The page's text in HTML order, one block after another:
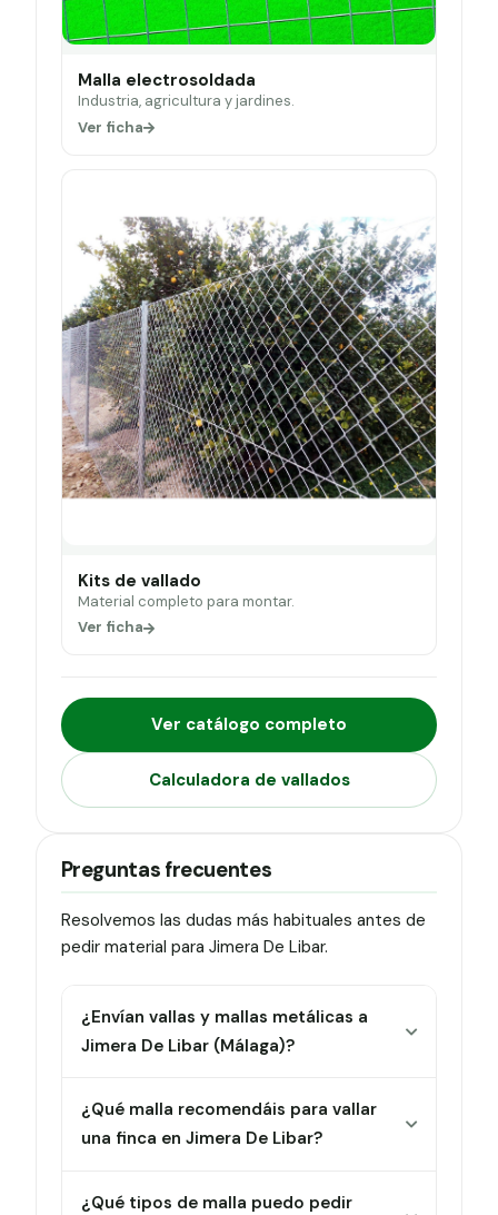
Malla electrosoldada
Industria, agricultura y jardines.
Ver ficha
Kits de vallado
Material completo para montar.
Ver ficha
Ver catálogo completo
Calculadora de vallados
Preguntas frecuentes
Resolvemos las dudas más habituales antes de
pedir material para Jimera De Libar.
¿Envían vallas y mallas metálicas a
Jimera De Libar (Málaga)?
¿Qué malla recomendáis para vallar
una finca en Jimera De Libar?
¿Qué tipos de malla puedo pedir